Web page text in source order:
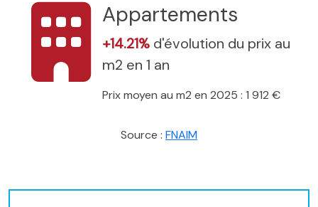
Appartements
+14.21% d'évolution du prix au
m2 en 1 an
Prix moyen au m2 en 2025 : 1 912 €
Source : FNAIM